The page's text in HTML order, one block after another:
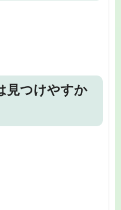
見つけやすか